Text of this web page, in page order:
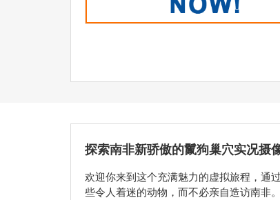
探索南非新骄傲的鬣狗巢穴实况摄
欢迎你来到这个充满魅力的虚拟旅程，通过
些令人着迷的动物，而不必亲自造访南非